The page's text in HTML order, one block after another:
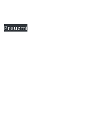
Preuzmi